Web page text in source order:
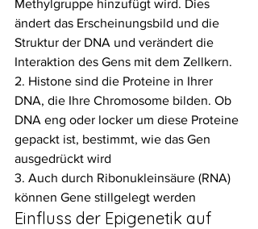
Methylgruppe hinzufügt wird. Dies
ändert das Erscheinungsbild und die
Struktur der DNA und verändert die
Interaktion des Gens mit dem Zellkern.
2. Histone sind die Proteine in Ihrer
DNA, die Ihre Chromosome bilden. Ob
DNA eng oder locker um diese Proteine
gepackt ist, bestimmt, wie das Gen
ausgedrückt wird
3. Auch durch Ribonukleinsäure (RNA)
können Gene stillgelegt werden
Einfluss der Epigenetik auf